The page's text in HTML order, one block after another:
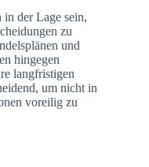
in der Lage sein,
zu
und
hingegen
langfristigen
um nicht in
voreilig zu